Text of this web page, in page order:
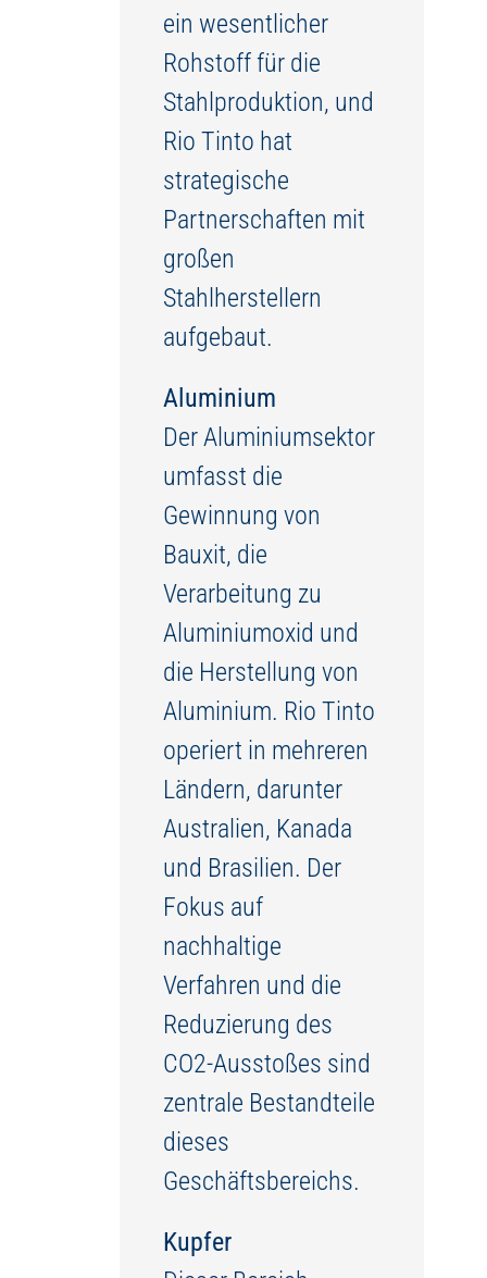
ein wesentlicher
Rohstoff für die
Stahlproduktion, und
Rio Tinto hat
strategische
Partnerschaften mit
großen
Stahlherstellern
aufgebaut.
Aluminium
Der Aluminiumsektor
umfasst die
Gewinnung von
Bauxit, die
Verarbeitung zu
Aluminiumoxid und
die Herstellung von
Aluminium. Rio Tinto
operiert in mehreren
Ländern, darunter
Australien, Kanada
und Brasilien. Der
Fokus auf
nachhaltige
Verfahren und die
Reduzierung des
CO2-Ausstoßes sind
zentrale Bestandteile
dieses
Geschäftsbereichs.
Kupfer